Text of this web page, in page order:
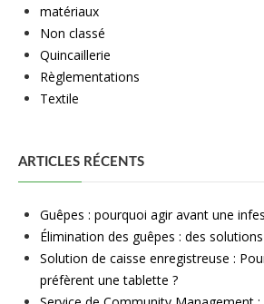
matériaux
Non classé
Quincaillerie
Règlementations
Textile
ARTICLES RÉCENTS
Guêpes : pourquoi agir avant une
Élimination des guêpes : des
Solution de caisse enregistreuse :
préfèrent une tablette ?